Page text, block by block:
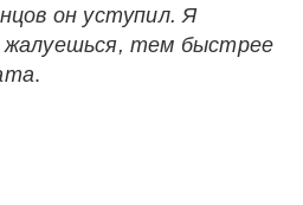
он уступил. Я
жалуешься, тем быстрее
.